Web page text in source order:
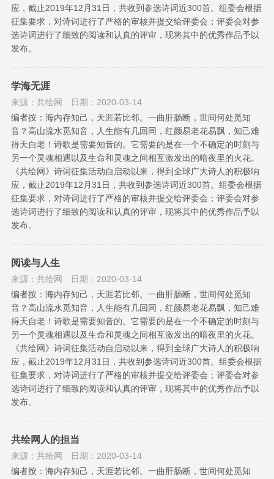
应，截止2019年12月31日，共收到参选诗词近300首。组委会根据
征集要求，对诗词进行了严格的审核并提交给评委会；评委会对参
选诗词进行了细致的阅读和认真的评审，现将其中的优秀作品予以
发布。
学海无涯
来源：共绘网
日期：2020-03-14
编者按：海内存知己，天涯若比邻。一曲肝肠断，世间何处觅知
音？高山流水觅知音，人生能有几回同，红颜易老花易飘，知己难
得天自老！诗歌是需要知音的。它需要的是在一个不确定的时刻与
另一个灵魂相遇以及生命和灵魂之间相互激发出的暗夜里的火花。
《共绘网》诗词征集活动自启动以来，得到全球广大诗人的积极响
应，截止2019年12月31日，共收到参选诗词近300首。组委会根据
征集要求，对诗词进行了严格的审核并提交给评委会；评委会对参
选诗词进行了细致的阅读和认真的评审，现将其中的优秀作品予以
发布。
阅读与人生
来源：共绘网
日期：2020-03-14
编者按：海内存知己，天涯若比邻。一曲肝肠断，世间何处觅知
音？高山流水觅知音，人生能有几回同，红颜易老花易飘，知己难
得天自老！诗歌是需要知音的。它需要的是在一个不确定的时刻与
另一个灵魂相遇以及生命和灵魂之间相互激发出的暗夜里的火花。
《共绘网》诗词征集活动自启动以来，得到全球广大诗人的积极响
应，截止2019年12月31日，共收到参选诗词近300首。组委会根据
征集要求，对诗词进行了严格的审核并提交给评委会；评委会对参
选诗词进行了细致的阅读和认真的评审，现将其中的优秀作品予以
发布。
共绘网人的担当
来源：共绘网
日期：2020-03-14
编者按：海内存知己，天涯若比邻。一曲肝肠断，世间何处觅知